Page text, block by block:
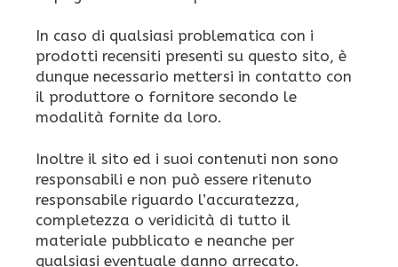
In caso di qualsiasi problematica con i
prodotti recensiti presenti su questo sito, è
dunque necessario mettersi in contatto con
il produttore o fornitore secondo le
modalità fornite da loro.
Inoltre il sito ed i suoi contenuti non sono
responsabili e non può essere ritenuto
responsabile riguardo l’accuratezza,
completezza o veridicità di tutto il
materiale pubblicato e neanche per
qualsiasi eventuale danno arrecato.